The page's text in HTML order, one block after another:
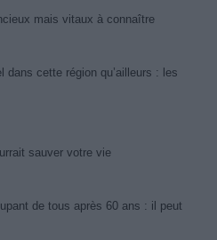
mais vitaux à connaître
cette région qu’ailleurs : les
sauver votre vie
de tous après 60 ans : il peut